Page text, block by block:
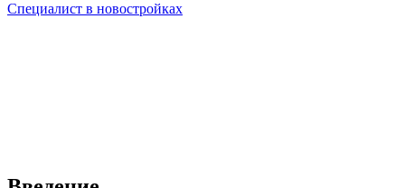
Специалист в новостройках